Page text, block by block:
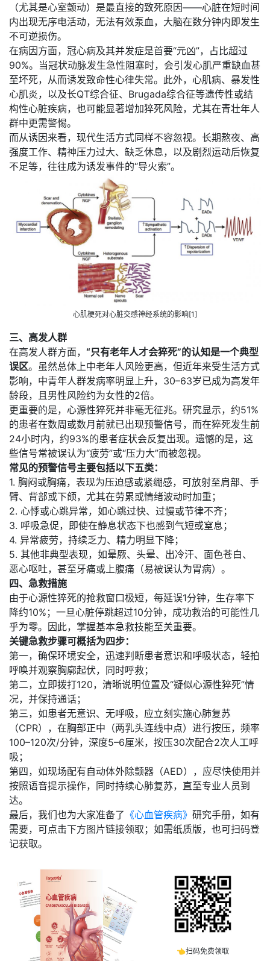
（尤其是心室颤动）是最直接的致死原因——心脏在短时间
内出现无序电活动，无法有效泵血，大脑在数分钟内即发生
不可逆损伤。
在病因方面，冠心病及其并发症是首要“元凶”，占比超过
90%。当冠状动脉发生急性阻塞时，会引发心肌严重缺血甚
至坏死，从而诱发致命性心律失常。此外，心肌病、暴发性
心肌炎，以及长QT综合征、Brugada综合征等遗传性或结
构性心脏疾病，也可能显著增加猝死风险，尤其在青壮年人
群中更需警惕。
而从诱因来看，现代生活方式同样不容忽视。长期熬夜、高
强度工作、精神压力过大、缺乏休息，以及剧烈运动后恢复
不足等，往往成为诱发事件的“导火索”。
心肌梗死对心脏交感神经系统的影响[1]
三、高发人群
在高发人群方面， “只有老年人才会猝死”的认知是一个典型
误区。虽然总体上中老年人风险更高，但近年来受生活方式
影响，中青年人群发病率明显上升，30–63岁已成为高发年
龄段，且男性风险约为女性的2倍。
更重要的是，心源性猝死并非毫无征兆。研究显示，约51%
的患者在数周或数月前就已出现预警信号，而在猝死发生前
24小时内，约93%的患者症状会反复出现。遗憾的是，这
些信号常被误认为“疲劳”或“压力大”而被忽视。
常见的预警信号主要包括以下五类：
1. 胸闷或胸痛，表现为压迫感或紧绷感，可放射至肩部、手
臂、背部或下颌，尤其在劳累或情绪波动时加重；
2. 心悸或心跳异常，如心跳过快、过慢或节律不齐；
3. 呼吸急促，即使在静息状态下也感到气短或窒息；
4. 异常疲劳，持续乏力、精力明显下降；
5. 其他非典型表现，如晕厥、头晕、出冷汗、面色苍白、
恶心呕吐，甚至牙痛或上腹痛（易被误认为胃病）。
四、急救措施
由于心源性猝死的抢救窗口极短，每延误1分钟，生存率下
降约10%；一旦心脏停跳超过10分钟，成功救治的可能性几
乎为零。因此，掌握基本急救技能至关重要。
关键急救步骤可概括为四步：
第一，确保环境安全，迅速判断患者意识和呼吸状态，轻拍
呼唤并观察胸廓起伏，同时呼救；
第二，立即拨打120，清晰说明位置及“疑似心源性猝死”情
况，并保持通话；
第三，如患者无意识、无呼吸，应立刻实施心肺复苏
（CPR），在胸部正中（两乳头连线中点）进行按压，频率
100–120次/分钟，深度5–6厘米，按压30次配合2次人工呼
吸；
第四，如现场配有自动体外除颤器（AED），应尽快使用并
按照语音提示操作，同时持续心肺复苏，直至专业人员到
达。
最后，我们也为大家准备了 《心血管疾病》 研究手册， 如有
需要，可点击下方图片链接领取；如需纸质版，也可扫码登
记获取。
👈扫码免费领取